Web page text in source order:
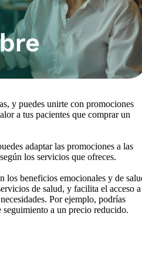
y puedes unirte con promociones
a tus pacientes que comprar un
adaptar las promociones a las
los servicios que ofreces.
los beneficios emocionales y de
de salud, y facilita el acceso a
Por ejemplo, podrías
seguimiento a un precio reducido.